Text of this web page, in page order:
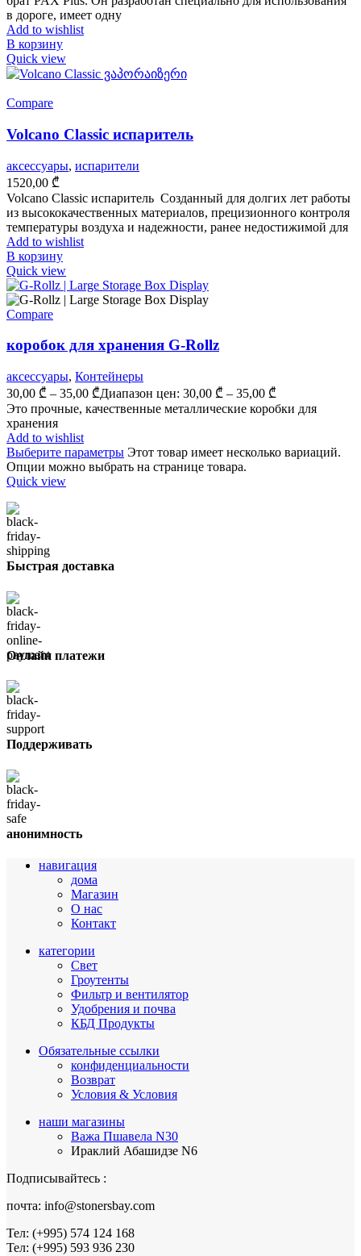
в дороге, имеет одну
Add to wishlist
В корзину
Quick view
Compare
Volcano Classic испаритель
аксессуары, испарители
1520,00 ₾
Volcano Classic испаритель Созданный для долгих лет работы
из высококачественных материалов, прецизионного контроля
температуры воздуха и надежности, ранее недостижимой для
Add to wishlist
В корзину
Quick view
Compare
коробок для хранения G-Rollz
аксессуары, Контейнеры
30,00 ₾ – 35,00 ₾Диапазон цен: 30,00 ₾ – 35,00 ₾
Это прочные, качественные металлические коробки для
хранения
Add to wishlist
Выберите параметры Этот товар имеет несколько вариаций.
Опции можно выбрать на странице товара.
Quick view
Быстрая доставка
Онлайн платежи
Поддерживать
анонимность
навигация
дома
Магазин
О нас
Контакт
категории
Свет
Гроутенты
Фильтр и вентилятор
Удобрения и почва
КБД Продукты
Обязательные ссылки
конфиденциальности
Возврат
Условия & Условия
наши магазины
Важа Пшавела N30
Ираклий Абашидзе N6
Подписывайтесь :
почта: info@stonersbay.com
Тел: (+995) 574 124 168
Тел: (+995) 593 936 230